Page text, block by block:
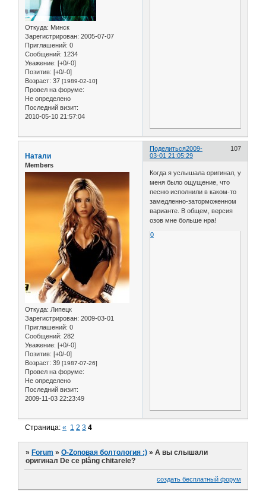
Откуда: Минск
Зарегистрирован: 2005-07-07
Приглашений: 0
Сообщений: 1234
Уважение: [+0/-0]
Позитив: [+0/-0]
Возраст: 37 [1989-02-10]
Провел на форуме:
Не определено
Последний визит:
2010-05-10 21:57:04
Поделиться 107
2009-
03-01 21:05:29
Натали
Members
Откуда: Липецк
Зарегистрирован: 2009-03-01
Приглашений: 0
Сообщений: 282
Уважение: [+0/-0]
Позитив: [+0/-0]
Возраст: 39 [1987-07-26]
Провел на форуме:
Не определено
Последний визит:
2009-11-03 22:23:49
Когда я услышала оригинал, у
меня было ощущение, что
песню исполнили в каком-то
замедленно-заторможенном
варианте. В общем, версия
озов мне больше нра!
0
Страница:« 1 2 3 4
»Forum »O-Zonoвая болтология :) »А вы слышали
оригинал De ce plâng chitarele?
создать бесплатный форум